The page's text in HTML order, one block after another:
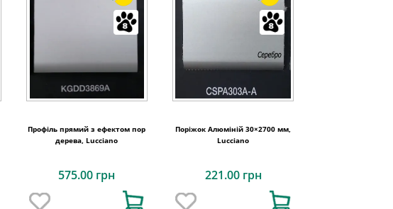
Профіль прямий з ефектом пор
дерева, Lucciano
575.00 грн
Поріжок Алюміній 30×2700 мм,
Lucciano
221.00 грн